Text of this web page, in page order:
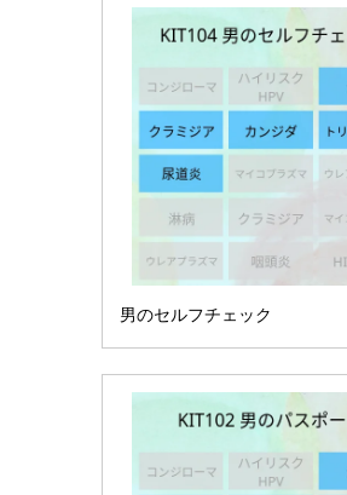
男のセルフチェック